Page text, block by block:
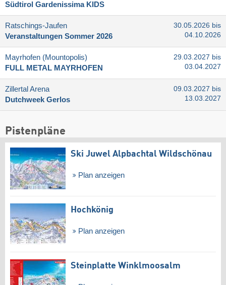
Südtirol Gardenissima KIDS
Ratschings-Jaufen
Veranstaltungen Sommer 2026
30.05.2026 bis
04.10.2026
Mayrhofen (Mountopolis)
FULL METAL MAYRHOFEN
29.03.2027 bis
03.04.2027
Zillertal Arena
Dutchweek Gerlos
09.03.2027 bis
13.03.2027
Pistenpläne
Ski Juwel Alpbachtal Wildschönau
Plan anzeigen
Hochkönig
Plan anzeigen
Steinplatte Winklmoosalm